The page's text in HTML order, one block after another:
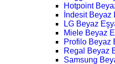
Hotpoint
İndesit Beyaz
LG Beyaz
Miele Beyaz
Profilo Beyaz
Regal Beyaz
Samsung